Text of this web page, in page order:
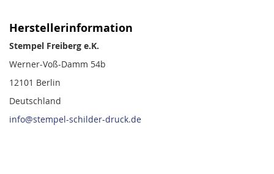
Herstellerinformation
Stempel Freiberg e.K.
Werner-Voß-Damm 54b
12101 Berlin
Deutschland
info@stempel-schilder-druck.de